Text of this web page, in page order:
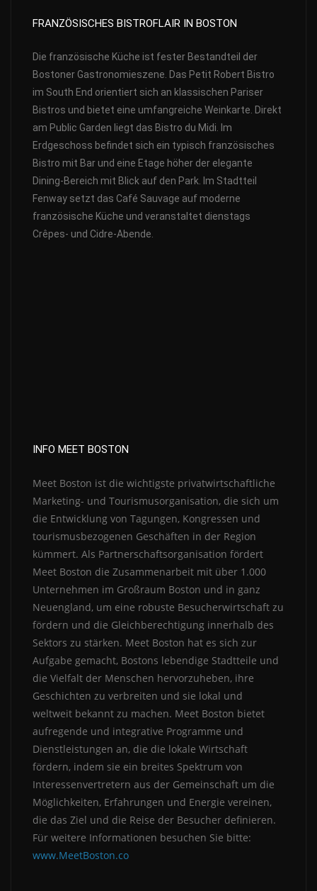
FRANZÖSISCHES BISTROFLAIR IN BOSTON
Die französische Küche ist fester Bestandteil der
Bostoner Gastronomieszene. Das Petit Robert Bistro
im South End orientiert sich an klassischen Pariser
Bistros und bietet eine umfangreiche Weinkarte. Direkt
am Public Garden liegt das Bistro du Midi. Im
Erdgeschoss befindet sich ein typisch französisches
Bistro mit Bar und eine Etage höher der elegante
Dining-Bereich mit Blick auf den Park. Im Stadtteil
Fenway setzt das Café Sauvage auf moderne
französische Küche und veranstaltet dienstags
Crêpes- und Cidre-Abende.
INFO MEET BOSTON
Meet Boston ist die wichtigste privatwirtschaftliche
Marketing- und Tourismusorganisation, die sich um
die Entwicklung von Tagungen, Kongressen und
tourismusbezogenen Geschäften in der Region
kümmert. Als Partnerschaftsorganisation fördert
Meet Boston die Zusammenarbeit mit über 1.000
Unternehmen im Großraum Boston und in ganz
Neuengland, um eine robuste Besucherwirtschaft zu
fördern und die Gleichberechtigung innerhalb des
Sektors zu stärken. Meet Boston hat es sich zur
Aufgabe gemacht, Bostons lebendige Stadtteile und
die Vielfalt der Menschen hervorzuheben, ihre
Geschichten zu verbreiten und sie lokal und
weltweit bekannt zu machen. Meet Boston bietet
aufregende und integrative Programme und
Dienstleistungen an, die die lokale Wirtschaft
fördern, indem sie ein breites Spektrum von
Interessenvertretern aus der Gemeinschaft um die
Möglichkeiten, Erfahrungen und Energie vereinen,
die das Ziel und die Reise der Besucher definieren.
Für weitere Informationen besuchen Sie bitte:
www.MeetBoston.co